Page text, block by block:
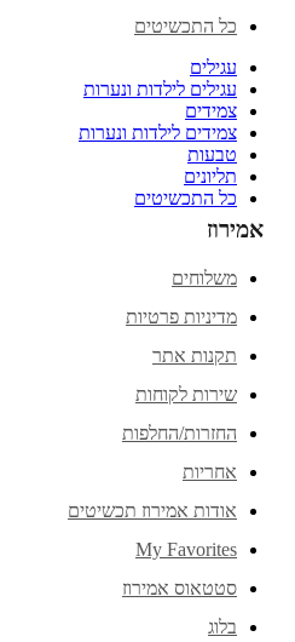
כל התכשיטים
עגילים
עגילים לילדות ונערות
צמידים
צמידים לילדות ונערות
טבעות
תליונים
כל התכשיטים
אמירוז
משלוחים
מדיניות פרטיות
תקנות אתר
שירות לקוחות
החזרות/החלפות
אחריות
אודות אמירוז תכשיטים
My Favorites
סטטאוס אמירוז
בלוג